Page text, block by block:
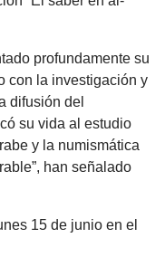
profundamente su
con la investigación y
difusión del
su vida al estudio
y la numismática
han señalado
15 de junio en el